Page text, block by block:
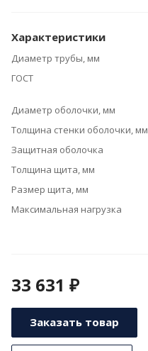
Характеристики
Диаметр трубы, мм
ГОСТ
Диаметр оболочки, мм
Толщина стенки оболочки, мм
Защитная оболочка
Толщина щита, мм
Размер щита, мм
Максимальная нагрузка
33 631 ₽
Заказать товар